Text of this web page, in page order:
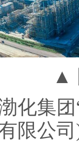
▲ 图
集团“
限公